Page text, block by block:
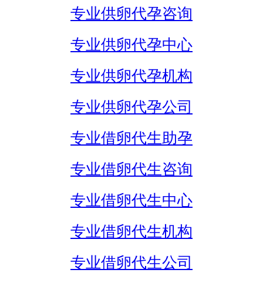
专业供卵代孕咨询
专业供卵代孕中心
专业供卵代孕机构
专业供卵代孕公司
专业借卵代生助孕
专业借卵代生咨询
专业借卵代生中心
专业借卵代生机构
专业借卵代生公司